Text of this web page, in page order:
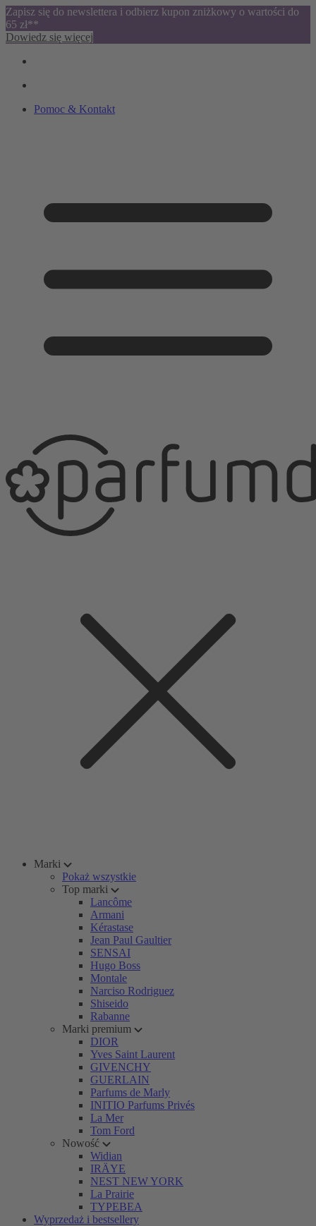
Zapisz się do newslettera i odbierz kupon zniżkowy o wartości do
65 zł**
Dowiedz się więcej
Pomoc & Kontakt
Marki
Pokaż wszystkie
Top marki
Lancôme
Armani
Kérastase
Jean Paul Gaultier
SENSAI
Hugo Boss
Montale
Narciso Rodriguez
Shiseido
Rabanne
Marki premium
DIOR
Yves Saint Laurent
GIVENCHY
GUERLAIN
Parfums de Marly
INITIO Parfums Privés
La Mer
Tom Ford
Nowość
Widian
IRÄYE
NEST NEW YORK
La Prairie
TYPEBEA
Wyprzedaż i bestsellery